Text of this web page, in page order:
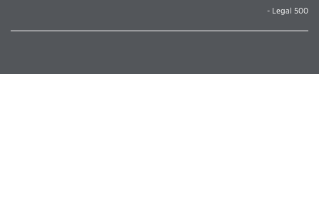
- Legal 500